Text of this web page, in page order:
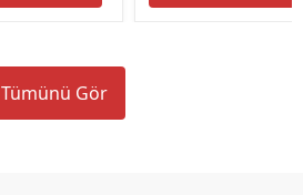
Tümünü Gör